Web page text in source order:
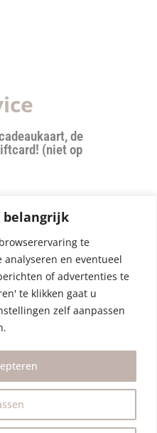
belangrijk
te
en eventueel
of advertenties te
te klikken gaat u
zelf aanpassen
de
(niet op